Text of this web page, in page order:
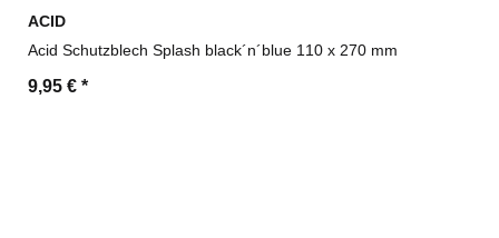
ACID
Acid Schutzblech Splash black´n´blue 110 x 270 mm
9,95 € *